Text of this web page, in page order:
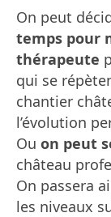
On peut
temps pour
thérapeute
qui se
chantier
l’évolution
Ou on peut
château
On passera
les niveaux